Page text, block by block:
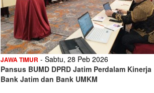
JAWA TIMUR - Sabtu, 28 Peb 2026
Pansus BUMD DPRD Jatim Perdalam Kinerja
Bank Jatim dan Bank UMKM